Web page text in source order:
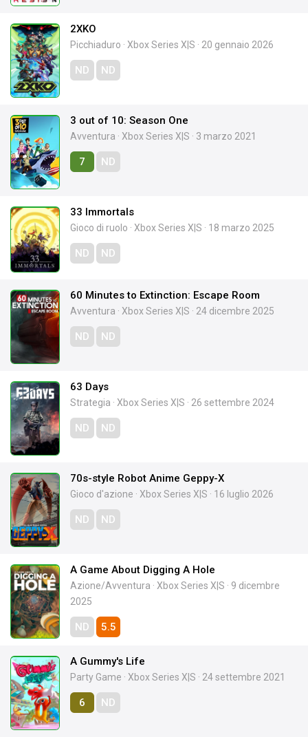
2XKO
Picchiaduro · Xbox Series X|S · 20 gennaio 2026
ND ND
3 out of 10: Season One
Avventura · Xbox Series X|S · 3 marzo 2021
7 ND
33 Immortals
Gioco di ruolo · Xbox Series X|S · 18 marzo 2025
ND ND
60 Minutes to Extinction: Escape Room
Avventura · Xbox Series X|S · 24 dicembre 2025
ND ND
63 Days
Strategia · Xbox Series X|S · 26 settembre 2024
ND ND
70s-style Robot Anime Geppy-X
Gioco d'azione · Xbox Series X|S · 16 luglio 2026
ND ND
A Game About Digging A Hole
Azione/Avventura · Xbox Series X|S · 9 dicembre
2025
ND 5.5
A Gummy's Life
Party Game · Xbox Series X|S · 24 settembre 2021
6 ND